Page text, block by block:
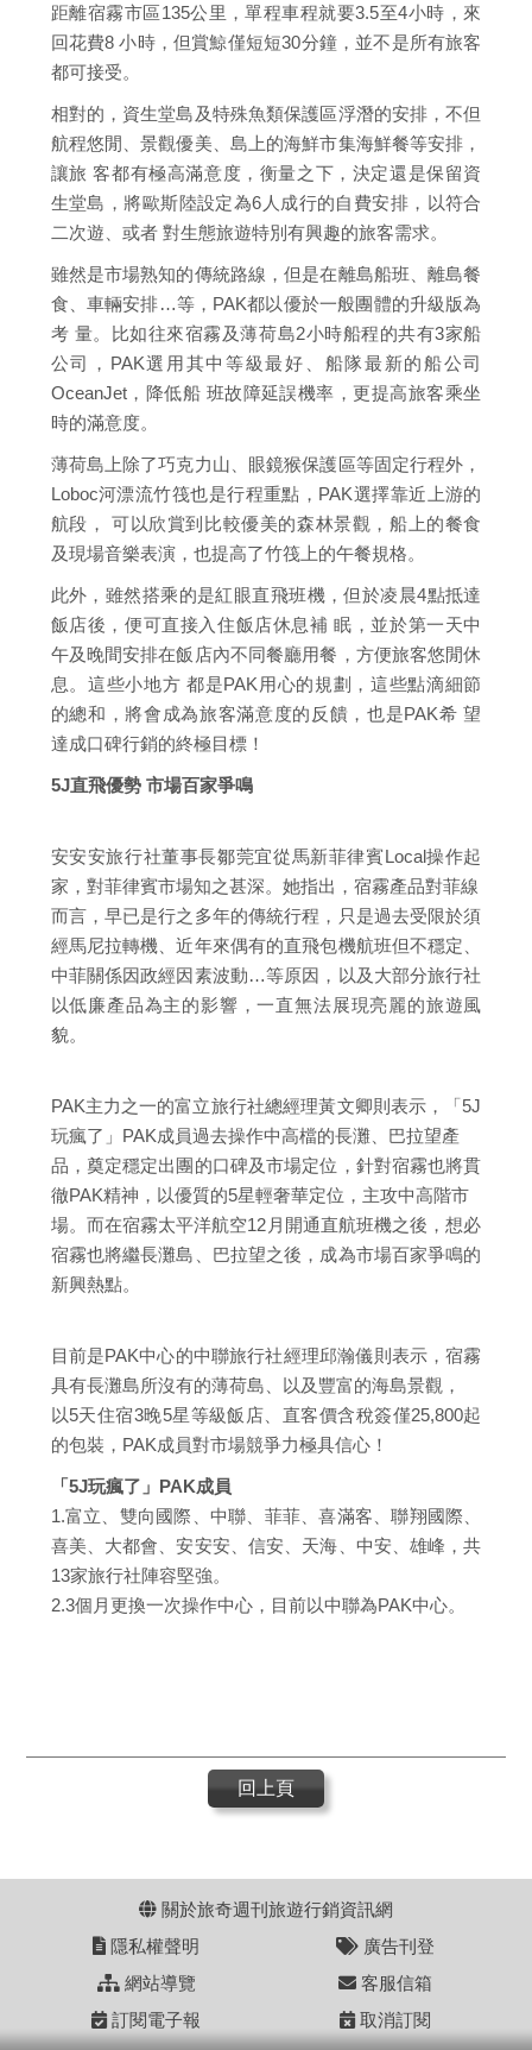
距離宿霧市區135公里，單程車程就要3.5至4小時，來
回花費8 小時，但賞鯨僅短短30分鐘，並不是所有旅客
都可接受。
相對的，資生堂島及特殊魚類保護區浮潛的安排，不但
航程悠閒、景觀優美、島上的海鮮市集海鮮餐等安排，
讓旅 客都有極高滿意度，衡量之下，決定還是保留資
生堂島，將歐斯陸設定為6人成行的自費安排，以符合
二次遊、或者 對生態旅遊特別有興趣的旅客需求。
雖然是市場熟知的傳統路線，但是在離島船班、離島餐
食、車輛安排…等，PAK都以優於一般團體的升級版為
考 量。比如往來宿霧及薄荷島2小時船程的共有3家船
公司，PAK選用其中等級最好、船隊最新的船公司
OceanJet，降低船 班故障延誤機率，更提高旅客乘坐
時的滿意度。
薄荷島上除了巧克力山、眼鏡猴保護區等固定行程外，
Loboc河漂流竹筏也是行程重點，PAK選擇靠近上游的
航段， 可以欣賞到比較優美的森林景觀，船上的餐食
及現場音樂表演，也提高了竹筏上的午餐規格。
此外，雖然搭乘的是紅眼直飛班機，但於凌晨4點抵達
飯店後，便可直接入住飯店休息補 眠，並於第一天中
午及晚間安排在飯店內不同餐廳用餐，方便旅客悠閒休
息。這些小地方 都是PAK用心的規劃，這些點滴細節
的總和，將會成為旅客滿意度的反饋，也是PAK希 望
達成口碑行銷的終極目標！
5J直飛優勢 市場百家爭鳴
安安安旅行社董事長鄒莞宜從馬新菲律賓Local操作起
家，對菲律賓市場知之甚深。她指出，宿霧產品對菲線
而言，早已是行之多年的傳統行程，只是過去受限於須
經馬尼拉轉機、近年來偶有的直飛包機航班但不穩定、
中菲關係因政經因素波動…等原因，以及大部分旅行社
以低廉產品為主的影響，一直無法展現亮麗的旅遊風
貌。
PAK主力之一的富立旅行社總經理黃文卿則表示，「5J
玩瘋了」PAK成員過去操作中高檔的長灘、巴拉望產
品，奠定穩定出團的口碑及市場定位，針對宿霧也將貫
徹PAK精神，以優質的5星輕奢華定位，主攻中高階市
場。而在宿霧太平洋航空12月開通直航班機之後，想必
宿霧也將繼長灘島、巴拉望之後，成為市場百家爭鳴的
新興熱點。
目前是PAK中心的中聯旅行社經理邱瀚儀則表示，宿霧
具有長灘島所沒有的薄荷島、以及豐富的海島景觀，
以5天住宿3晚5星等級飯店、直客價含稅簽僅25,800起
的包裝，PAK成員對市場競爭力極具信心！
「5J玩瘋了」PAK成員
1.富立、雙向國際、中聯、菲菲、喜滿客、聯翔國際、
喜美、大都會、安安安、信安、天海、中安、雄峰，共
13家旅行社陣容堅強。
2.3個月更換一次操作中心，目前以中聯為PAK中心。
回上頁
關於旅奇週刊旅遊行銷資訊網
隱私權聲明
廣告刊登
網站導覽
客服信箱
訂閱電子報
取消訂閱